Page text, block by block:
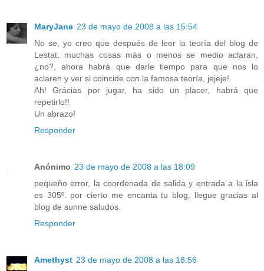
MaryJane 23 de mayo de 2008 a las 15:54
No se, yo creo que después de leer la teoría del blog de
Lestat, muchas cosas más o menos se medio aclaran,
¿no?, ahora habrá que darle tiempo para que nos lo
aclaren y ver si coincide con la famosa teoría, jejeje!
Ah! Grácias por jugar, ha sido un placer, habrá que
repetirlo!!
Un abrazo!
Responder
Anónimo 23 de mayo de 2008 a las 18:09
pequeño error, la coordenada de salida y entrada a la isla
es 305º. por cierto me encanta tu blog, llegue gracias al
blog de sunne saludos.
Responder
Amethyst 23 de mayo de 2008 a las 18:56